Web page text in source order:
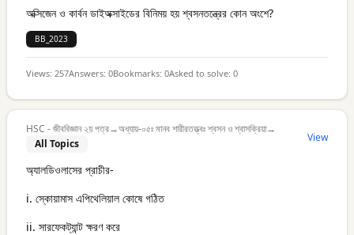
অক্সিজেন ও কার্বন ডাইঅক্সাইডের বিনিময় হয় শ্বসনতন্ত্রের কোন অংশে?
BB_2023
Views: 257Answers: 0Bookmarks: 0Asked to solve: 0
HSC - জীববিজ্ঞান ২য় পত্র→অধ্যায়-০৫ঃ মানব শারীরতত্ত্বঃ শ্বসন ও শ্বাসক্রিয়া→
All Topics
View
অ্যালডিওলাসের প্রাচীর-
i. স্কোয়ামাস এপিথেলিয়াল কোষে গঠিত
ii. সারফেকট্যান্ট ক্ষরণ করে